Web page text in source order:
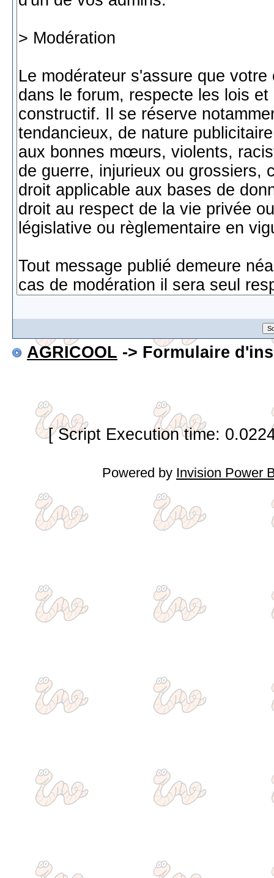
AGRICOOL -> Formulaire
[ Script Execution time:
Powered by Invision Power